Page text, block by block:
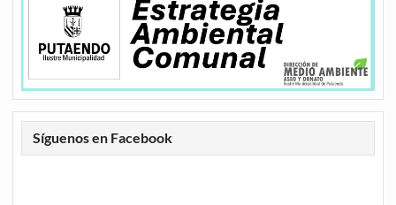
Síguenos en Facebook